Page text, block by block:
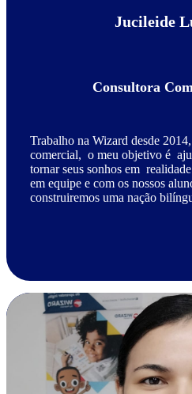
Jucileide
Consultora
Trabalho na Wizard desde
comercial, o meu objetivo é
tornar seus sonhos em
em equipe e com os nossos
construiremos uma nação